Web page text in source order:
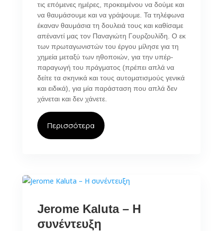
τις επόμενες ημέρες, προκειμένου να δούμε και
να θαυμάσουμε και να γράψουμε. Τα τηλέφωνα
έκαναν θαυμάσια τη δουλειά τους και καθίσαμε
απέναντί μας τον Παναγιώτη Γουρζουλίδη. Ο εκ
των πρωταγωνιστών του έργου μίλησε για τη
χημεία μεταξύ των ηθοποιών, για την υπέρ-
παραγωγή του πράγματος (πρέπει απλά να
δείτε τα σκηνικά και τους αυτοματισμούς γενικά
και ειδικά), για μία παράσταση που απλά δεν
χάνεται και δεν χάνετε.
Περισσότερα
Jerome Kaluta – Η
συνέντευξη